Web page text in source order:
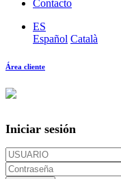
Contacto
ES
Español Català
Área cliente
Iniciar sesión